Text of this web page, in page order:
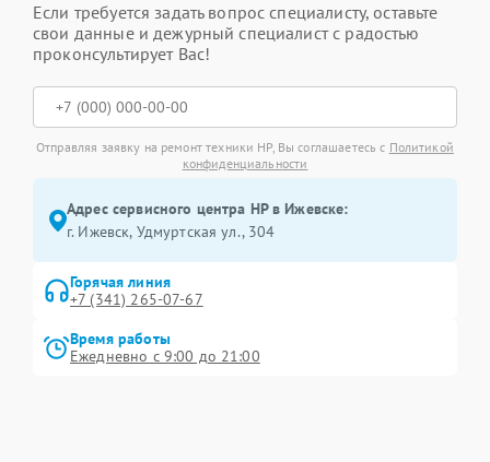
Если требуется задать вопрос специалисту, оставьте
свои данные и дежурный специалист с радостью
проконсультирует Вас!
Отправляя заявку на ремонт техники HP, Вы соглашаетесь с Политикой
конфиденциальности
Адрес сервисного центра HP в Ижевске:
г. Ижевск, Удмуртская ул., 304
Горячая линия
+7 (341) 265-07-67
Время работы
Ежедневно с 9:00 до 21:00